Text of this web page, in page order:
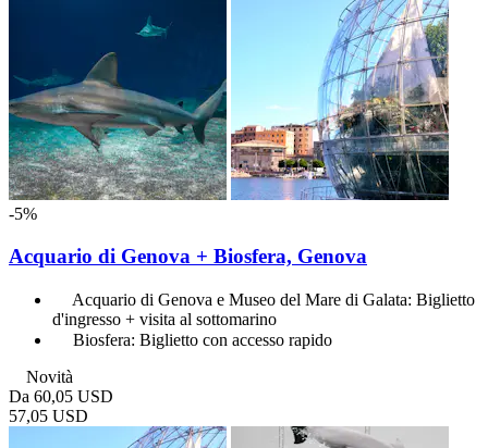
-5%
Acquario di Genova + Biosfera, Genova
Acquario di Genova e Museo del Mare di Galata: Biglietto
d'ingresso + visita al sottomarino
Biosfera: Biglietto con accesso rapido
Novità
Da 60,05 USD
57,05 USD